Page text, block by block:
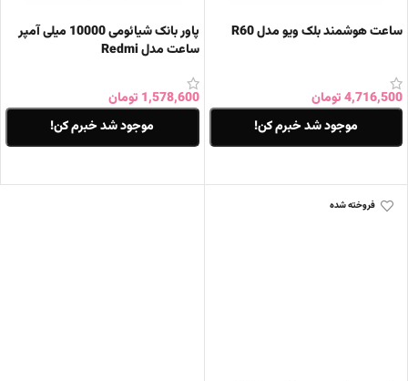
ساعت هوشمند بلک ویو مدل R60
4,716,500تومان
موجود شد خبرم کن!
پاور بانک شیائومی 10000 میلی آمپر
ساعت مدل Redmi
1,578,600 تومان
موجود شد خبرم کن!
فروخته شده